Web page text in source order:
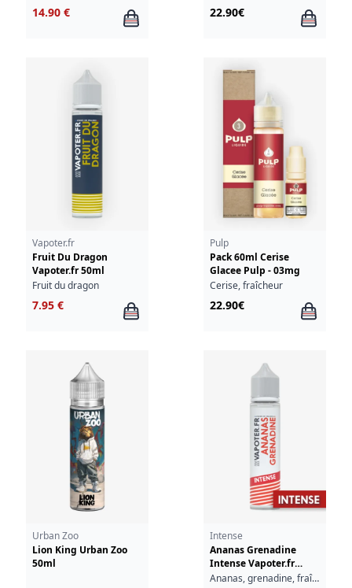
14.90 € 22.90€
Vapoter.fr
Fruit Du Dragon
Vapoter.fr 50ml
Fruit du dragon
7.95 €
Pulp
Pack 60ml Cerise
Glacee Pulp - 03mg
Cerise, fraîcheur
22.90€
Urban Zoo
Lion King Urban Zoo
50ml
Intense
Ananas Grenadine
Intense Vapoter.fr
50ml
Ananas, grenadine, fraîcheur